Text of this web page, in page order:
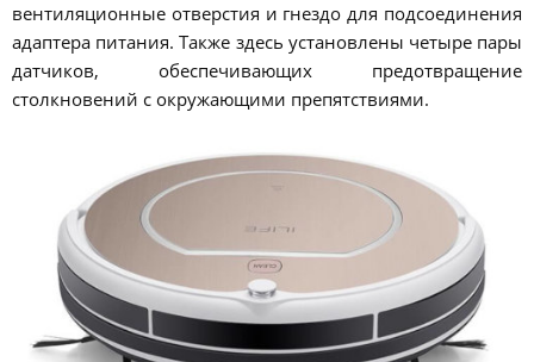
вентиляционные отверстия и гнездо для подсоединения
адаптера питания. Также здесь установлены четыре пары
датчиков, обеспечивающих предотвращение
столкновений с окружающими препятствиями.